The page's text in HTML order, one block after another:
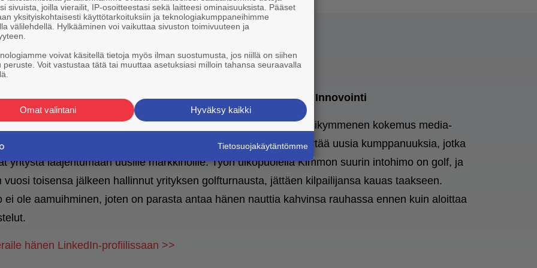
Vihanto, Director, Partnerships, Partner
Media Pioneeri, Kumppanuuksien kehittäminen, Innovointi
on yksi Relevant Digitalin perustajajäsenistä. Lähes kolmen vuosikymmenen kokemus media-
hänestä todellisen pioneerin. Nykyään hänen roolinsa on löytää uusia kumppanuuksia, jotka
yritystä laajentumaan uusille markkinoille. Työn ulkopuolella Kimmon suurin intohimo on golf, ja
vuosi toisensa jälkeen hallinnut yrityksen golfturnausta, jättäen kilpailijansa kauas taakseen.
ei ole aamuihminen, joten on parasta antaa hänen nauttia kahvinsa rauhassa ennen kuin aloittaa
hänen LinkedIn-profiilissaan >>
sivuista, joilla vierailit, IP-osoitteestasi sekä laitteesi ominaisuuksista. Pääset
yksityiskohtaisesti käyttötarkoituksiin ja teknologiakumppaneihimme
välilehdellä. Hylkääminen voi vaikuttaa sivuston toimivuuteen ja
voivat käsitellä tietoja myös ilman suostumusta, jos niillä on siihen
peruste. Voit vastustaa tätä tai muuttaa asetuksiasi milloin tahansa seuraavalla
Hyväksy kaikki
Omat valintani
Tietosuojakäytäntömme